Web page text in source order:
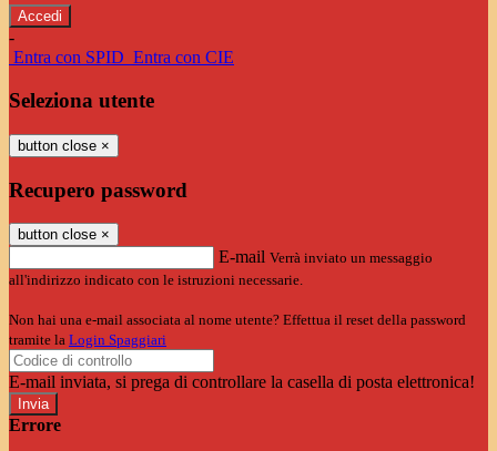
-
Entra con SPID Entra con CIE
Seleziona utente
button close ×
Recupero password
button close ×
E-mail Verrà inviato un messaggio
all'indirizzo indicato con le istruzioni necessarie.
Non hai una e-mail associata al nome utente? Effettua il reset della password
tramite la Login Spaggiari
E-mail inviata, si prega di controllare la casella di posta elettronica!
Errore